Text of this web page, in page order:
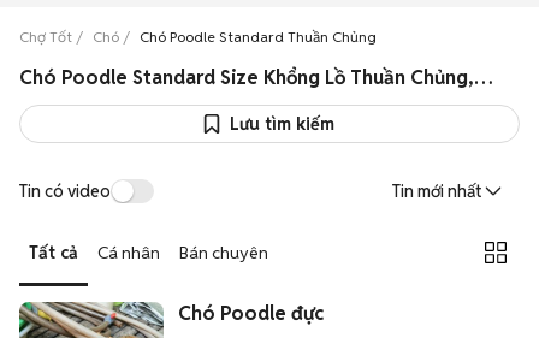
Chợ Tốt Chó Chó Poodle Standard Thuần Chủng
Chó Poodle Standard Size Khổng Lồ Thuần Chủng, Lai Giá Rẻ
Lưu tìm kiếm
Tin có video Tin mới nhất
Tất cả Cá nhân Bán chuyên
Chó Poodle đực